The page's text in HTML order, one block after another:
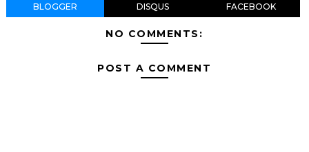
BLOGGER DISQUS FACEBOOK
NO COMMENTS:
POST A COMMENT